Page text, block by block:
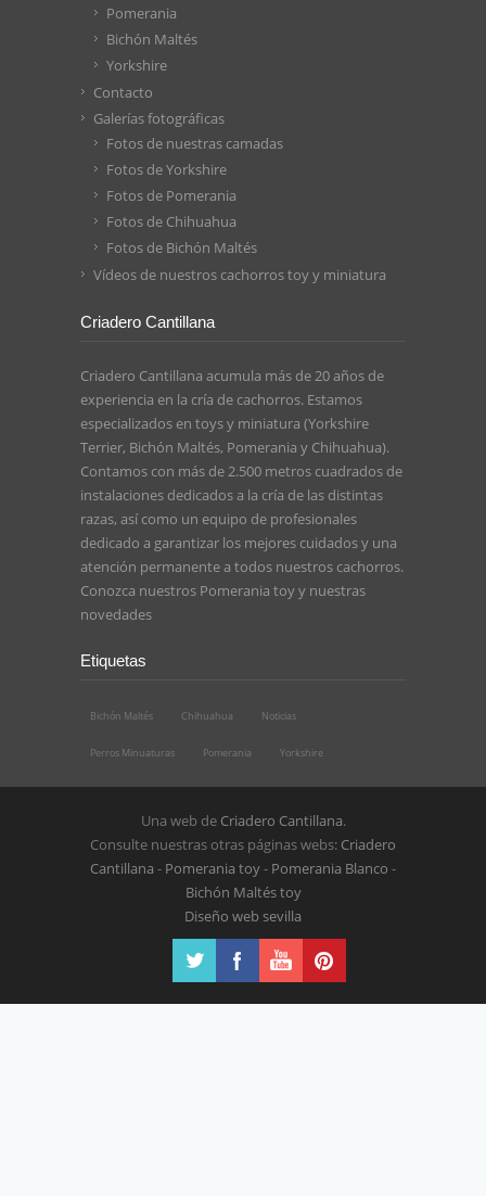
Pomerania
Bichón Maltés
Yorkshire
Contacto
Galerías fotográficas
Fotos de nuestras camadas
Fotos de Yorkshire
Fotos de Pomerania
Fotos de Chihuahua
Fotos de Bichón Maltés
Vídeos de nuestros cachorros toy y miniatura
Criadero Cantillana
Criadero Cantillana acumula más de 20 años de
experiencia en la cría de cachorros. Estamos
especializados en toys y miniatura (Yorkshire
Terrier, Bichón Maltés, Pomerania y Chihuahua).
Contamos con más de 2.500 metros cuadrados de
instalaciones dedicados a la cría de las distintas
razas, así como un equipo de profesionales
dedicado a garantizar los mejores cuidados y una
atención permanente a todos nuestros cachorros.
Conozca nuestros Pomerania toyy nuestras
novedades
Etiquetas
Bichón Maltés Chihuahua Noticias
Perros Minuaturas Pomerania Yorkshire
Una web de Criadero Cantillana.
Consulte nuestras otras páginas webs: Criadero
Cantillana - Pomerania toy- Pomerania Blanco -
Bichón Maltés toy
Diseño web sevilla